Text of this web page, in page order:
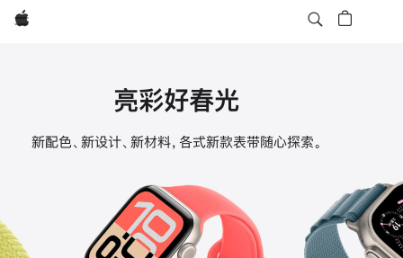
Apple
Apple
亮彩好春光
新配色、新设计、新材料，各式新款表带随心探索。